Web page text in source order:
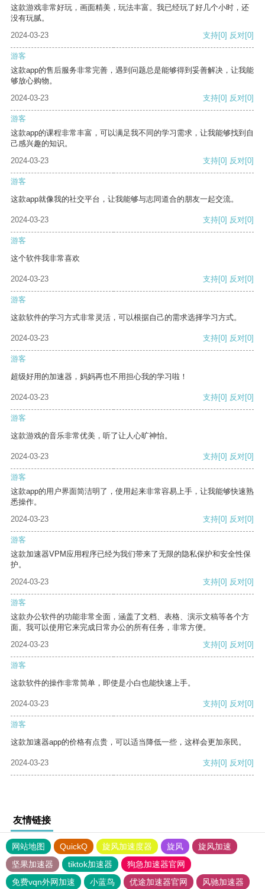
这款游戏非常好玩，画面精美，玩法丰富。我已经玩了好几个小时，还
没有玩腻。
2024-03-23
支持[0] 反对[0]
游客
这款app的售后服务非常完善，遇到问题总是能够得到妥善解决，让我能
够放心购物。
2024-03-23
支持[0] 反对[0]
游客
这款app的课程非常丰富，可以满足我不同的学习需求，让我能够找到自
己感兴趣的知识。
2024-03-23
支持[0] 反对[0]
游客
这款app就像我的社交平台，让我能够与志同道合的朋友一起交流。
2024-03-23 支持[0] 反对[0]
游客
这个软件我非常喜欢
2024-03-23 支持[0] 反对[0]
游客
这款软件的学习方式非常灵活，可以根据自己的需求选择学习方式。
2024-03-23 支持[0] 反对[0]
游客
超级好用的加速器，妈妈再也不用担心我的学习啦！
2024-03-23 支持[0] 反对[0]
游客
这款游戏的音乐非常优美，听了让人心旷神怡。
2024-03-23 支持[0] 反对[0]
游客
这款app的用户界面简洁明了，使用起来非常容易上手，让我能够快速熟
悉操作。
2024-03-23
支持[0] 反对[0]
游客
这款加速器VPM应用程序已经为我们带来了无限的隐私保护和安全性保
护。
2024-03-23
支持[0] 反对[0]
游客
这款办公软件的功能非常全面，涵盖了文档、表格、演示文稿等各个方
面。我可以使用它来完成日常办公的所有任务，非常方便。
2024-03-23
支持[0] 反对[0]
游客
这款软件的操作非常简单，即使是小白也能快速上手。
2024-03-23 支持[0] 反对[0]
游客
这款加速器app的价格有点贵，可以适当降低一些，这样会更加亲民。
2024-03-23 支持[0] 反对[0]
友情链接
网站地图 QuickQ 旋风加速度器 旋风
旋风加速
坚果加速器
tiktok加速器
狗急加速器官网
免费vqn外网加速
小蓝鸟 优途加速器官网 风驰加速器